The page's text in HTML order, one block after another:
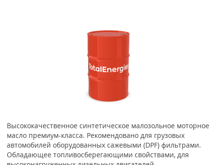
Высококачественное синтетическое малозольное моторное
масло премиум-класса. Рекомендовано для грузовых
автомобилей оборудованных сажевыми (DPF) фильтрами.
Обладающее топливосберегающими свойствами, для